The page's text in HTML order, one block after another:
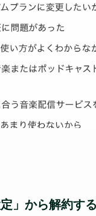
」から解約す